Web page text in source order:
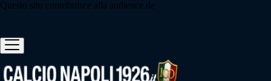
Questo sito contribuisce alla audience de